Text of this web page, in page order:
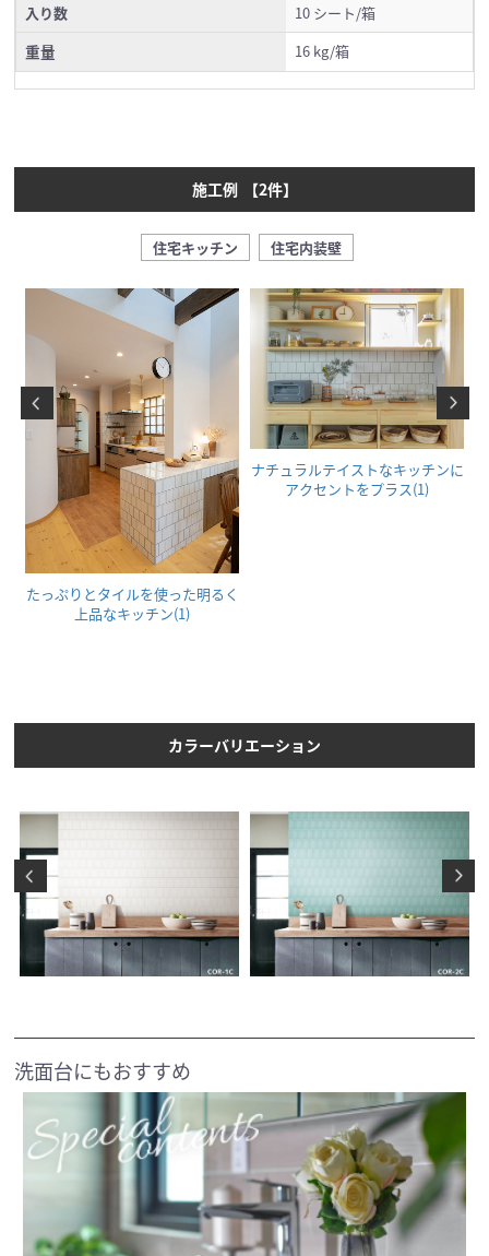
入り数 10 シート/箱
重量 16 kg/箱
施工例 【2件】
住宅キッチン 住宅内装壁
たっぷりとタイルを使った明るく
上品なキッチン(1)
ナチュラルテイストなキッチンに
アクセントをプラス(1)
カラーバリエーション
洗面台にもおすすめ